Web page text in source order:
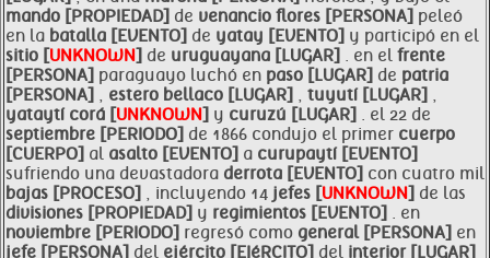
mando [PROPIEDAD] de venancio flores [PERSONA] peleó
en la batalla [EVENTO] de yatay [EVENTO] y participó en el
sitio [UNKNOWN] de uruguayana [LUGAR] . en el frente
[PERSONA] paraguayo luchó en paso [LUGAR] de patria
[PERSONA] , estero bellaco [LUGAR] , tuyutí [LUGAR] ,
yataytí corá [UNKNOWN] y curuzú [LUGAR] . el 22 de
septiembre [PERIODO] de 1866 condujo el primer cuerpo
[CUERPO] al asalto [EVENTO] a curupaytí [EVENTO]
sufriendo una devastadora derrota [EVENTO] con cuatro mil
bajas [PROCESO] , incluyendo 14 jefes [UNKNOWN] de las
divisiones [PROPIEDAD] y regimientos [EVENTO] . en
noviembre [PERIODO] regresó como general [PERSONA] en
jefe [PERSONA] del ejército [EJéRCITO] del interior [LUGAR]